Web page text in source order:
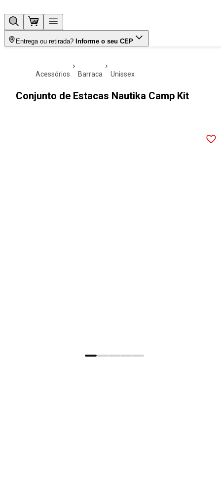
Entrega ou retirada? Informe o seu CEP
acessórios barraca unissex
Conjunto de Estacas Nautika Camp Kit